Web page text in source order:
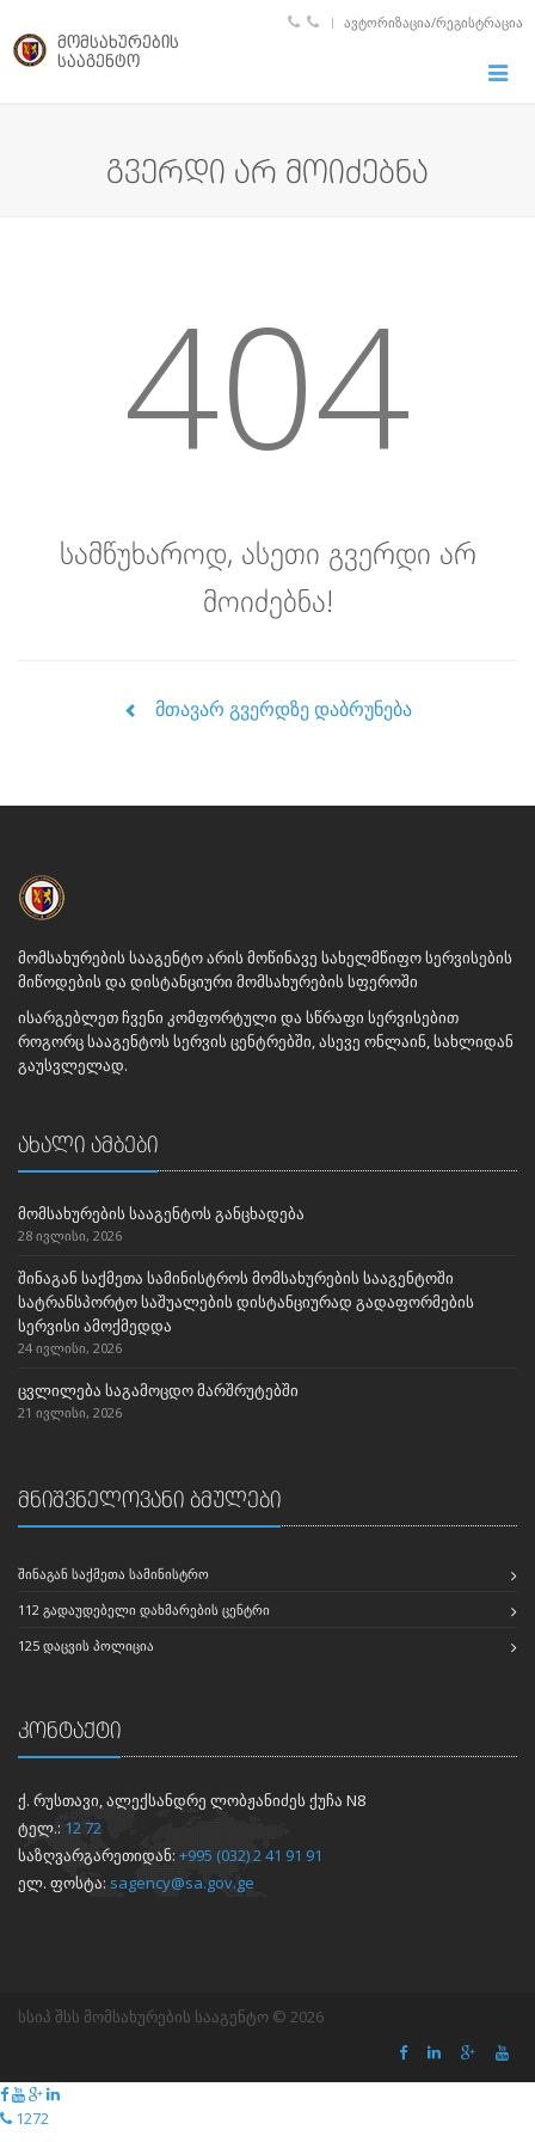
მომსახურების
სააგენტო
ᲐᲕᲢᲝᲠᲘᲖᲐᲪᲘᲐ/ᲠᲔᲒᲘᲡᲢᲠᲐᲪᲘᲐ
Toggle
გვერდი არ მოიძებნა
404
სამწუხაროდ, ასეთი გვერდი არ
მოიძებნა!
მთავარ გვერდზე დაბრუნება
მომსახურების სააგენტო არის მოწინავე სახელმწიფო სერვისების
მიწოდების და დისტანციური მომსახურების სფეროში
ისარგებლეთ ჩვენი კომფორტული და სწრაფი სერვისებით
როგორც სააგენტოს სერვის ცენტრებში, ასევე ონლაინ, სახლიდან
გაუსვლელად.
ახალი ამბები
მომსახურების სააგენტოს განცხადება
28 ივლისი, 2026
შინაგან საქმეთა სამინისტროს მომსახურების სააგენტოში
სატრანსპორტო საშუალების დისტანციურად გადაფორმების
სერვისი ამოქმედდა
24 ივლისი, 2026
ცვლილება საგამოცდო მარშრუტებში
21 ივლისი, 2026
მნიშვნელოვანი ბმულები
ᲨᲘᲜᲐᲒᲐᲜ ᲡᲐᲥᲛᲔᲗᲐ ᲡᲐᲛᲘᲜᲘᲡᲢᲠᲝ
112 ᲒᲐᲓᲐᲣᲓᲔᲑᲔᲚᲘ ᲓᲐᲮᲛᲐᲠᲔᲑᲘᲡ ᲪᲔᲜᲢᲠᲘ
125 ᲓᲐᲪᲕᲘᲡ ᲞᲝᲚᲘᲪᲘᲐ
კონტაქტი
ქ. რუსთავი, ალექსანდრე ლობჟანიძეს ქუჩა N8
ტელ.: 12 72
საზღვარგარეთიდან: +995 (032) 2 41 91 91
ელ. ფოსტა: sagency@sa.gov.ge
სსიპ შსს მომსახურების სააგენტო © 2026
1272